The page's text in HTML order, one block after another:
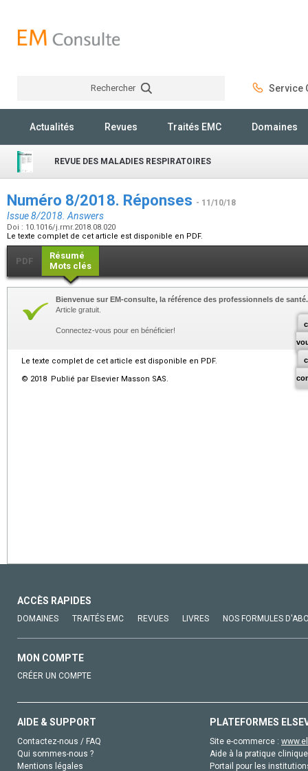
Rechercher Service
Actualités Revues Traités EMC Domaines
REVUE DES MALADIES RESPIRATOIRES
Numéro 8/2018. Réponses - 11/10/18
Issue 8/2018. Answers
Doi : 10.1016/j.rmr.2018.08.020
Le texte complet de cet article est disponible en PDF.
PDF
Résumé
Mots clés
Bienvenue sur EM-consulte, la référence des professionnels de santé.
Article gratuit.
Connectez-vous pour en bénéficier!
Le texte complet de cet article est disponible en PDF.
© 2018 Publié par Elsevier Masson SAS.
ACCÈS RAPIDES
DOMAINES TRAITÉS EMC REVUES LIVRES NOS FORMULES
MON COMPTE
CRÉER UN COMPTE
AIDE & SUPPORT
Contactez-nous / FAQ
Qui sommes-nous ?
Mentions légales
PLATEFORMES
Site e-commerce :
Aide à la pratique
Portail pour les